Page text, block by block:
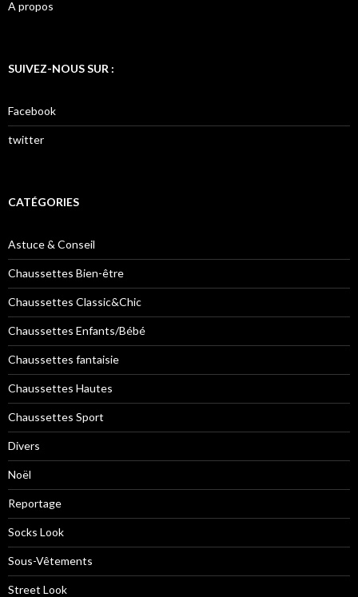
A propos
SUIVEZ-NOUS SUR :
Facebook
twitter
CATÉGORIES
Astuce & Conseil
Chaussettes Bien-être
Chaussettes Classic&Chic
Chaussettes Enfants/Bébé
Chaussettes fantaisie
Chaussettes Hautes
Chaussettes Sport
Divers
Noël
Reportage
Socks Look
Sous-Vêtements
Street Look